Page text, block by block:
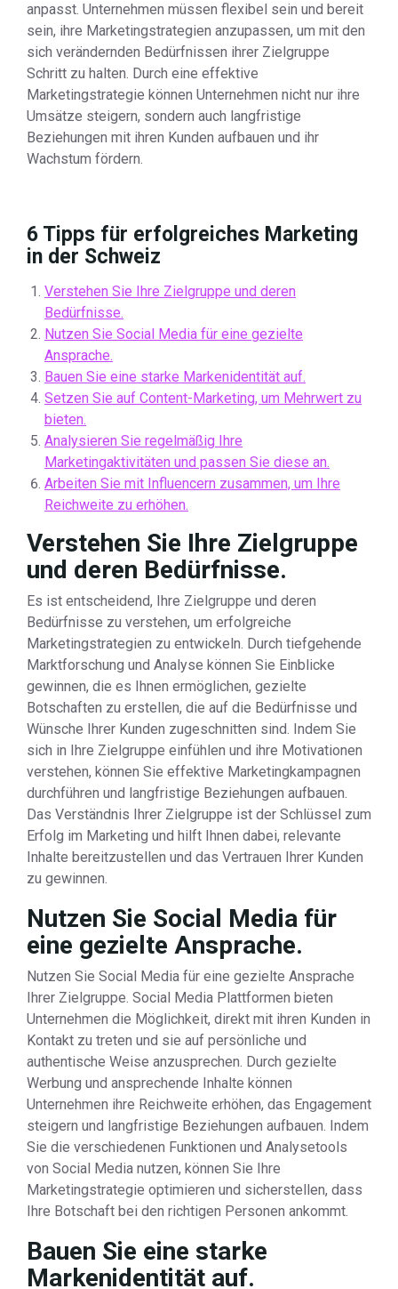
anpasst. Unternehmen müssen flexibel sein und bereit
sein, ihre Marketingstrategien anzupassen, um mit den
sich verändernden Bedürfnissen ihrer Zielgruppe
Schritt zu halten. Durch eine effektive
Marketingstrategie können Unternehmen nicht nur ihre
Umsätze steigern, sondern auch langfristige
Beziehungen mit ihren Kunden aufbauen und ihr
Wachstum fördern.
6 Tipps für erfolgreiches Marketing
in der Schweiz
Verstehen Sie Ihre Zielgruppe und deren
Bedürfnisse.
Nutzen Sie Social Media für eine gezielte
Ansprache.
Bauen Sie eine starke Markenidentität auf.
Setzen Sie auf Content-Marketing, um Mehrwert zu
bieten.
Analysieren Sie regelmäßig Ihre
Marketingaktivitäten und passen Sie diese an.
Arbeiten Sie mit Influencern zusammen, um Ihre
Reichweite zu erhöhen.
Verstehen Sie Ihre Zielgruppe
und deren Bedürfnisse.
Es ist entscheidend, Ihre Zielgruppe und deren
Bedürfnisse zu verstehen, um erfolgreiche
Marketingstrategien zu entwickeln. Durch tiefgehende
Marktforschung und Analyse können Sie Einblicke
gewinnen, die es Ihnen ermöglichen, gezielte
Botschaften zu erstellen, die auf die Bedürfnisse und
Wünsche Ihrer Kunden zugeschnitten sind. Indem Sie
sich in Ihre Zielgruppe einfühlen und ihre Motivationen
verstehen, können Sie effektive Marketingkampagnen
durchführen und langfristige Beziehungen aufbauen.
Das Verständnis Ihrer Zielgruppe ist der Schlüssel zum
Erfolg im Marketing und hilft Ihnen dabei, relevante
Inhalte bereitzustellen und das Vertrauen Ihrer Kunden
zu gewinnen.
Nutzen Sie Social Media für
eine gezielte Ansprache.
Nutzen Sie Social Media für eine gezielte Ansprache
Ihrer Zielgruppe. Social Media Plattformen bieten
Unternehmen die Möglichkeit, direkt mit ihren Kunden in
Kontakt zu treten und sie auf persönliche und
authentische Weise anzusprechen. Durch gezielte
Werbung und ansprechende Inhalte können
Unternehmen ihre Reichweite erhöhen, das Engagement
steigern und langfristige Beziehungen aufbauen. Indem
Sie die verschiedenen Funktionen und Analysetools
von Social Media nutzen, können Sie Ihre
Marketingstrategie optimieren und sicherstellen, dass
Ihre Botschaft bei den richtigen Personen ankommt.
Bauen Sie eine starke
Markenidentität auf.